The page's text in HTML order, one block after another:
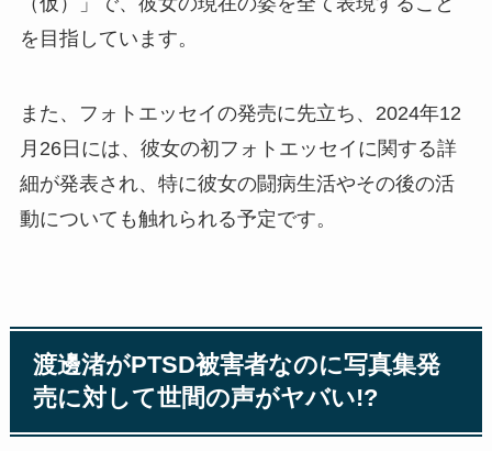
を目指しています。
また、フォトエッセイの発売に先立ち、2024年12
月26日には、彼女の初フォトエッセイに関する詳
細が発表され、特に彼女の闘病生活やその後の活
動についても触れられる予定です。
渡邊渚がPTSD被害者なのに写真集発
売に対して世間の声がヤバい!?